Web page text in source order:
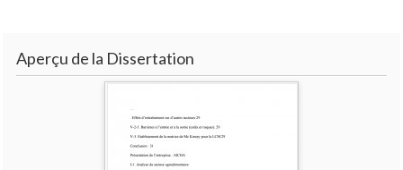
Aperçu de la Dissertation